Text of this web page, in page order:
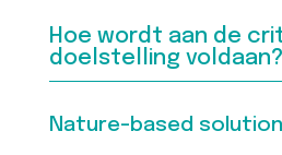
Hoe wordt aan de
doelstelling voldaan?
Nature-based